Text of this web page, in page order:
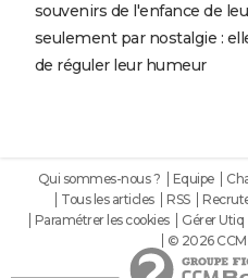
souvenirs de l'enfance de
seulement par nostalgie :
de réguler leur humeur
Qui sommes-nous ? Equipe
Tous les articles
RSS
Paramétrer les cookies
Gérer Utiq
© 2026